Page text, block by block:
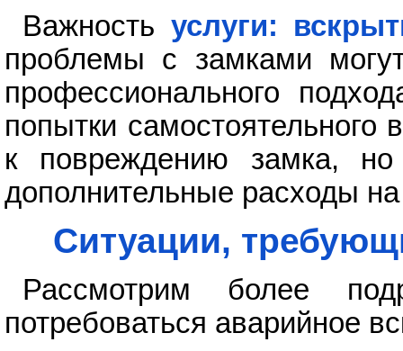
Важность услуги:
проблемы с замками
профессионального
попытки самостоятельного
к повреждению замка,
дополнительные расходы
Ситуации,
Рассмотрим более
потребоваться аварийное